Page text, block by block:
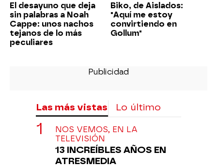
El desayuno que deja
sin palabras a Noah
Cappe: unos nachos
tejanos de lo más
peculiares
Biko, de Aislados:
"Aquí me estoy
convirtiendo en
Gollum"
Las más vistas Lo último
NOS VEMOS, EN LA
TELEVISIÓN
13 INCREÍBLES AÑOS EN
ATRESMEDIA